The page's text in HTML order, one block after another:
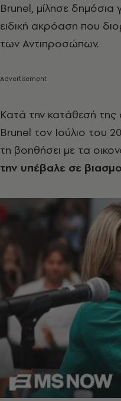
Brunel, μίλησε δημόσια
ειδική ακρόαση που
των Αντιπροσώπων.
Κατά την κατάθεσή
Brunel τον Ιούλιο του
τη βοηθήσει με τα
την υπέβαλε σε